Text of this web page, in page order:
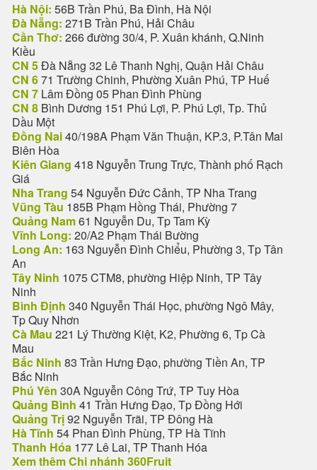
Hà Nội: 56B Trần Phú, Ba Đình, Hà Nội
Đà Nẵng: 271B Trần Phú, Hải Châu
Cần Thơ: 266 đường 30/4, P. Xuân khánh, Q.Ninh
Kiều
CN 5Đà Nẵng 32 Lê Thanh Nghị, Quận Hải Châu
CN 671 Trường Chinh, Phường Xuân Phú, TP Huế
CN 7 Lâm Đồng 05 Phan Đình Phùng
CN 8 Bình Dương 151 Phú Lợi, P. Phú Lợi, Tp. Thủ
Dầu Một
Đồng Nai40/198A Phạm Văn Thuận, KP.3, P.Tân Mai
Biên Hòa
Kiên Giang 418 Nguyễn Trung Trực, Thành phố Rạch
Giá
Nha Trang 54 Nguyễn Đức Cảnh, TP Nha Trang
Vũng Tàu 185B Phạm Hồng Thái, Phường 7
Quảng Nam61 Nguyễn Du, Tp Tam Kỳ
Vĩnh Long: 20/A2 Phạm Thái Bường
Long An: 163 Nguyễn Đình Chiểu, Phường 3, Tp Tân
An
Tây Ninh 1075 CTM8, phường Hiệp Ninh, TP Tây
Ninh
Bình Định 340 Nguyễn Thái Học, phường Ngô Mây,
Tp Quy Nhơn
Cà Mau 221 Lý Thường Kiệt, K2, Phường 6, Tp Cà
Mau
Bắc Ninh 83 Trần Hưng Đạo, phường Tiền An, TP
Bắc Ninh
Phú Yên 30A Nguyễn Công Trứ, TP Tuy Hòa
Quảng Bình 41 Trần Hưng Đạo, Tp Đồng Hới
Quảng Trị92 Nguyễn Trãi, TP Đông Hà
Hà Tĩnh 54 Phan Đình Phùng, TP Hà Tĩnh
Thanh Hóa 177 Lê Lai, TP Thanh Hóa
Xem thêm Chi nhánh 360Fruit